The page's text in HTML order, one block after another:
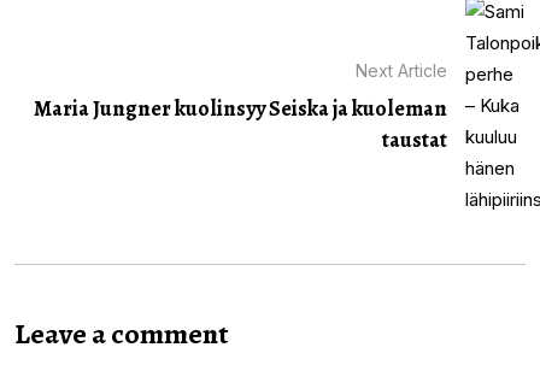
Next Article
Maria Jungner kuolinsyy Seiska ja kuoleman
taustat
Leave a comment